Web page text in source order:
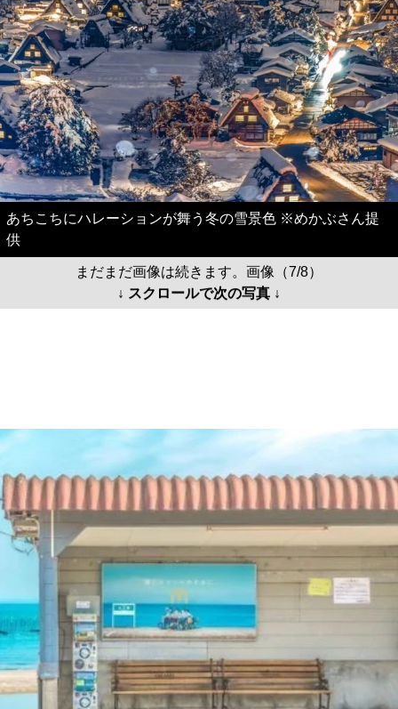
あちこちにハレーションが舞う冬の雪景色 ※めかぶさん提
供
まだまだ画像は続きます。画像（7/8）
↓ スクロールで次の写真 ↓